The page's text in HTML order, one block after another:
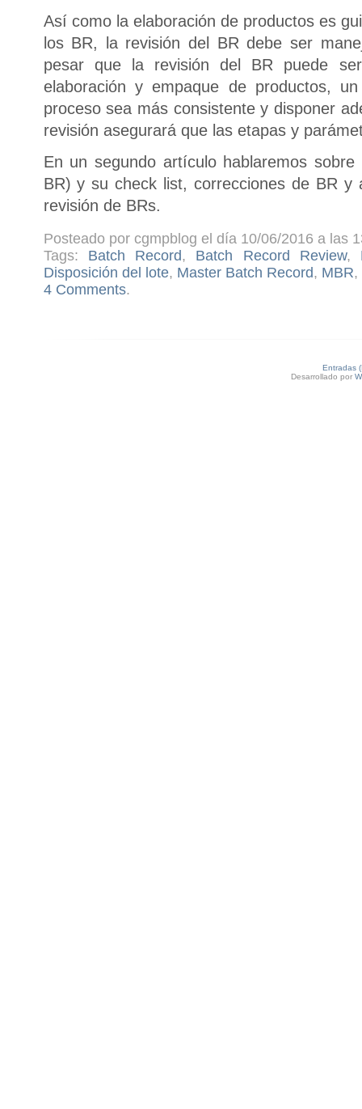
Así como la elaboración de productos es
los BR, la revisión del BR debe ser
pesar que la revisión del BR puede
elaboración y empaque de productos,
proceso sea más consistente y disponer
revisión asegurará que las etapas y
En un segundo artículo hablaremos
BR) y su check list, correcciones de BR y
revisión de BRs.
Posteado por cgmpblog el día 10/06/2016 a las
Tags: Batch Record, Batch Record Review,
Disposición del lote, Master Batch Record, MBR,
4 Comments.
Entradas
Desarrollado por